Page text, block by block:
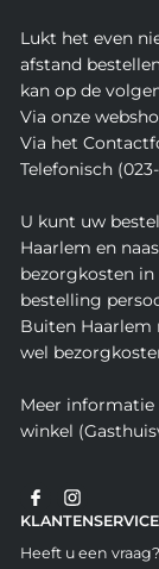
Lukt het even
afstand
kan op de
Via onze
Via het
Telefonisch
U kunt uw
Haarlem en
bezorgkosten
bestelling
Buiten Haarlem
wel
Meer informatie
winkel
KLANTENSERVICE
Heeft u een vraag?